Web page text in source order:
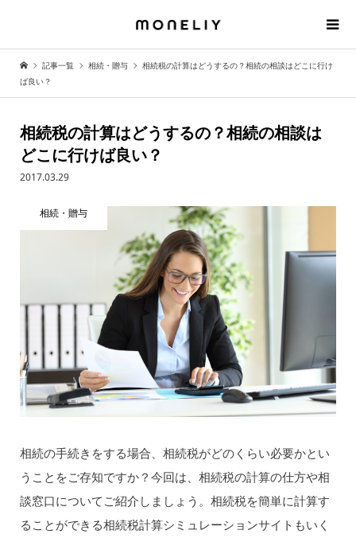
記事一覧 相続・贈与
相続税の計算はどうするの？相続の相談はどこに行け
ば良い？
相続税の計算はどうするの？相続の相談は
どこに行けば良い？
2017.03.29
相続・贈与
相続の手続きをする場合、相続税がどのくらい必要かとい
うことをご存知ですか？今回は、相続税の計算の仕方や相
談窓口についてご紹介しましょう。相続税を簡単に計算す
ることができる相続税計算シミュレーションサイトもいく